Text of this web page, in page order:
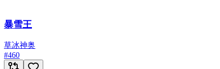
暴雪王
草冰神奥
#460